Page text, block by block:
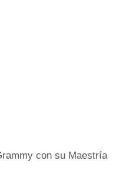
con su Maestría